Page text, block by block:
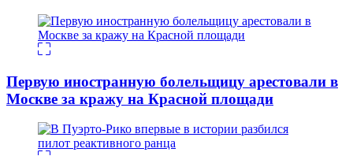
Первую иностранную болельщицу арестовали в
Москве за кражу на Красной площади